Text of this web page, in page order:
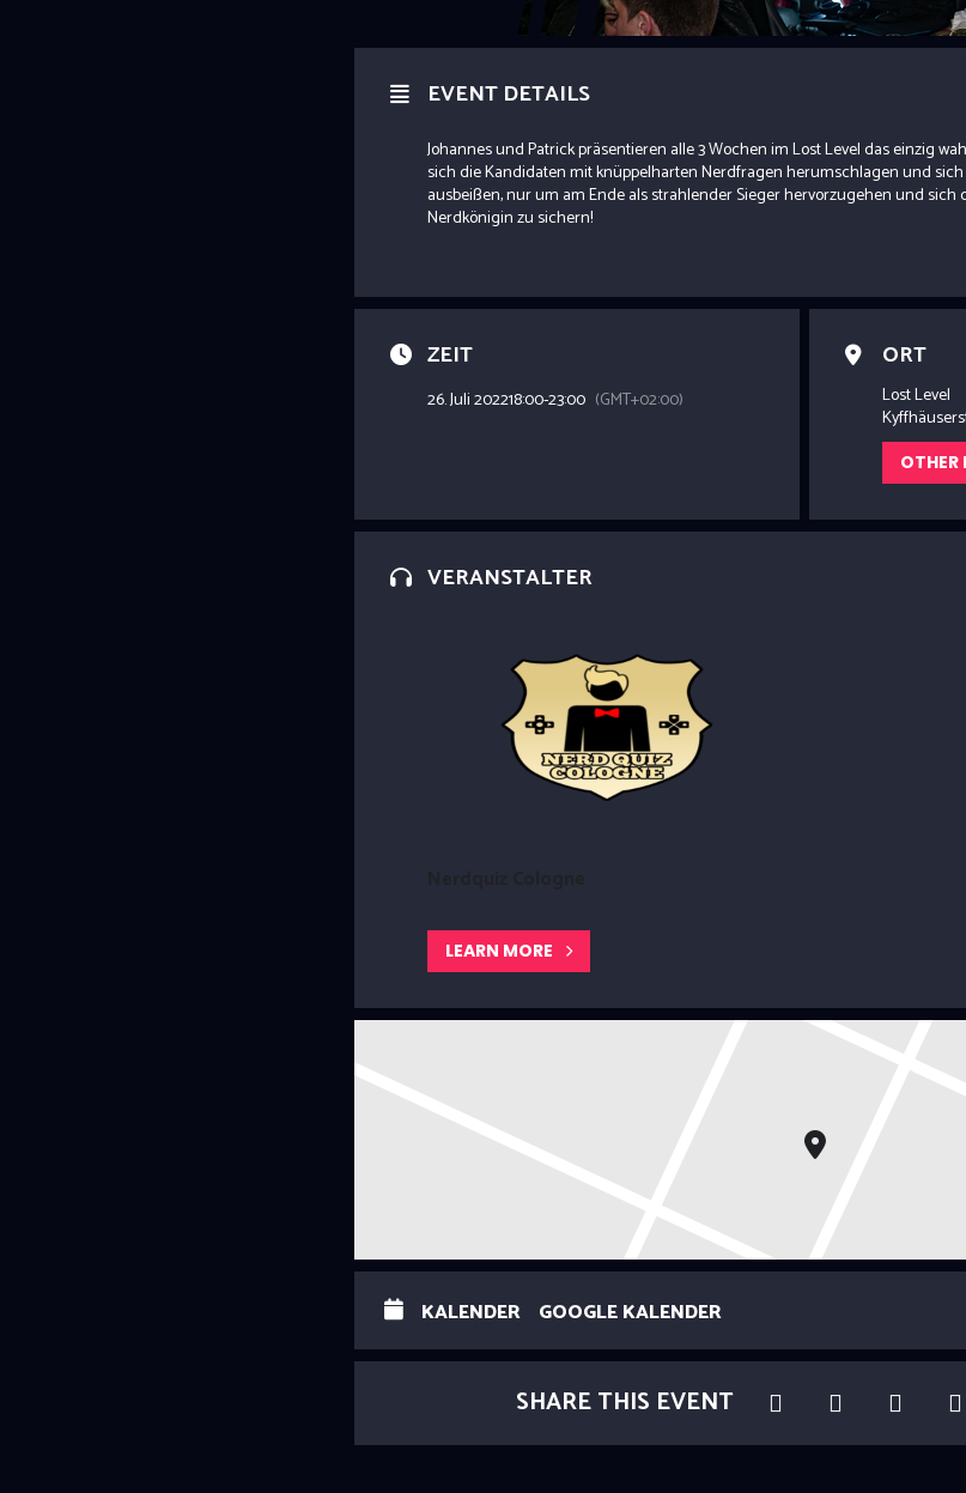
EVENT DETAILS
Johannes und Patrick präsentieren alle 3 Wochen im Lost Level das einzig
sich die Kandidaten mit knüppelharten Nerdfragen herumschlagen und
ausbeißen, nur um am Ende als strahlender Sieger hervorzugehen und sich
Nerdkönigin zu sichern!
ZEIT
26. Juli 202218:00-23:00 (GMT+02:00)
ORT
Lost Level
OTHER
VERANSTALTER
LEARN MORE
KALENDER GOOGLE KALENDER
SHARE THIS EVENT